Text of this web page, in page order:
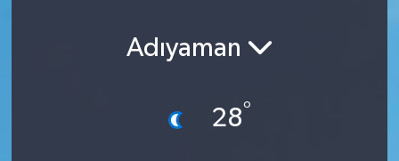
Adıyaman
28°